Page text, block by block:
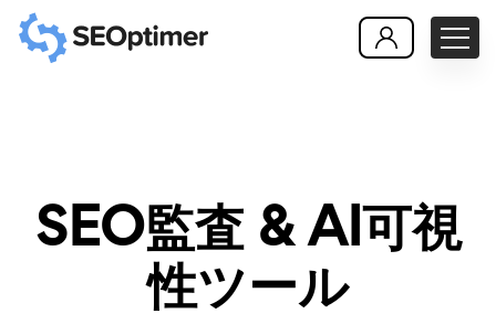
SEO監査 & AI可視
性ツール